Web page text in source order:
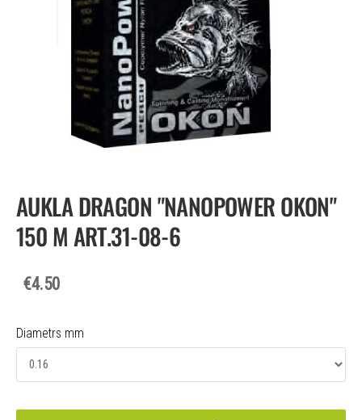
AUKLA DRAGON "NANOPOWER OKON"
150 M ART.31-08-6
€4.50
Diametrs mm